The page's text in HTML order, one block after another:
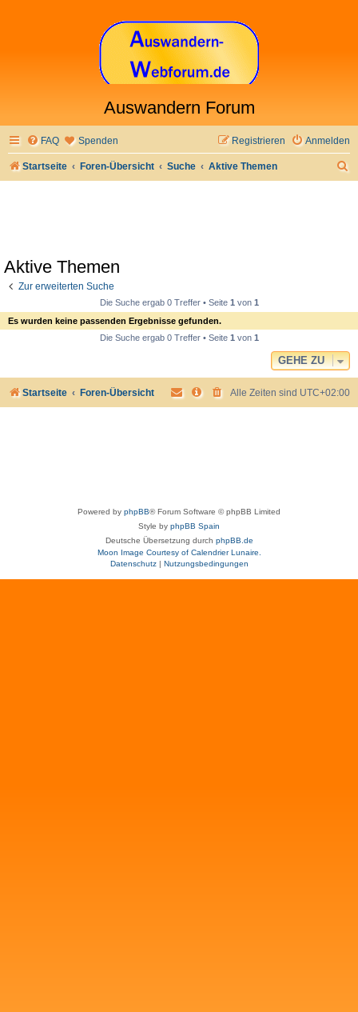
Auswandern Forum
FAQ Spenden Anmelden
Registrieren
Startseite Foren-Übersicht Suche Aktive Themen
Aktive Themen
Zur erweiterten Suche
Die Suche ergab 0 Treffer • Seite 1von 1
Es wurden keine passenden Ergebnisse gefunden.
Die Suche ergab 0 Treffer • Seite 1von 1
GEHE ZU
Startseite Foren-Übersicht Alle Zeiten sind UTC+02:00
Powered by phpBB® Forum Software © phpBB Limited
Style by phpBB Spain
Deutsche Übersetzung durch phpBB.de
Moon Image Courtesy of Calendrier Lunaire.
Datenschutz| Nutzungsbedingungen